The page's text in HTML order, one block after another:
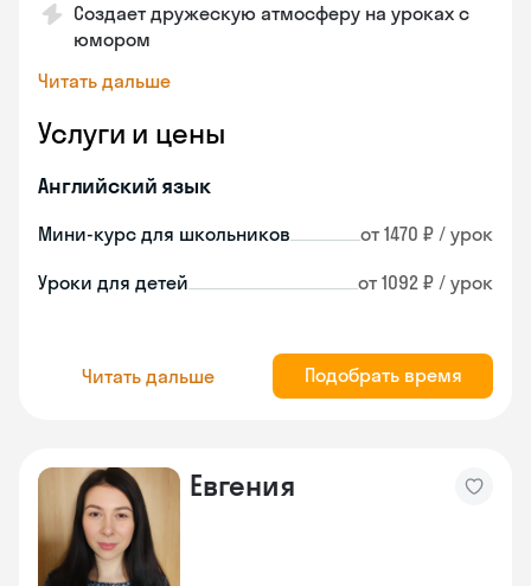
Создает дружескую атмосферу на уроках с
юмором
Читать дальше
Услуги и цены
Английский язык
Мини-курс для школьников от 1470 ₽ / урок
Уроки для детей от 1092 ₽ / урок
Читать дальше Подобрать время
Евгения